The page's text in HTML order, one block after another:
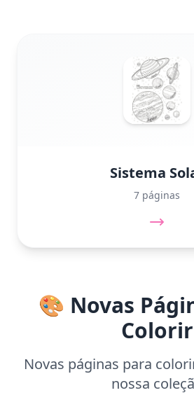
Sistema
7 páginas
🎨 Novas
Colorir
Novas páginas para
nossa